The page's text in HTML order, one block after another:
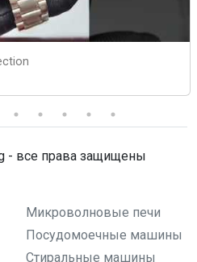
- все права защищены
Микроволновые печи
Посудомоечные машины
Стиральные машины